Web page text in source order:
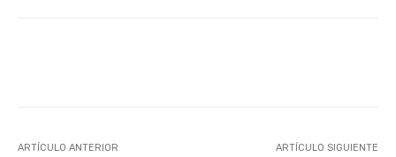
ARTÍCULO ANTERIOR ARTÍCULO SIGUIENTE